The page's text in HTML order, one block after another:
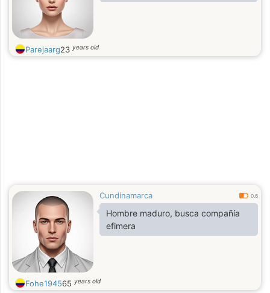
Parejaarg23 years old
Cundinamarca 0.6
Hombre maduro, busca compañía
efimera
Fohe194565 years old